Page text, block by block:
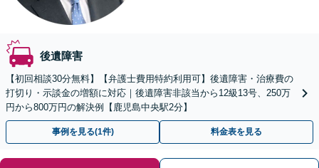
後遺障害
【初回相談30分無料】【弁護士費用特約利用可】後遺障害・治療費の
打切り・示談金の増額に対応｜後遺障害非該当から12級13号、250万
円から800万円の解決例【鹿児島中央駅2分】
事例を見る(1件) 料金表を見る